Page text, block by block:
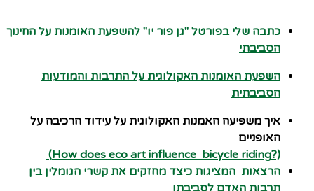
כתבה שלי בפורטל "גן פור יו" להשפעת האומנות על החינוך
הסביבתי
השפעת האומנות האקולוגית על התרבות והמודעות
הסביבתית
איך משפיעה האמנות האקולוגית על עידוד הרכיבה על
האופניים
(?How does eco art influence bicycle riding)
הרצאות המציגות כיצד מחזקים את קשרי הגומלין בין
תרבות האדם לסביבתו